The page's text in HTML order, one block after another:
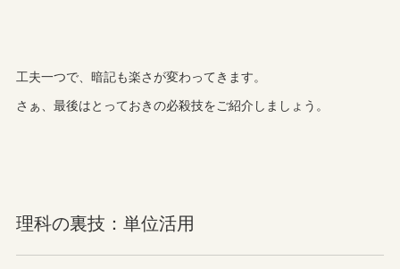
工夫一つで、暗記も楽さが変わってきます。
さぁ、最後はとっておきの必殺技をご紹介しましょう。
理科の裏技：単位活用